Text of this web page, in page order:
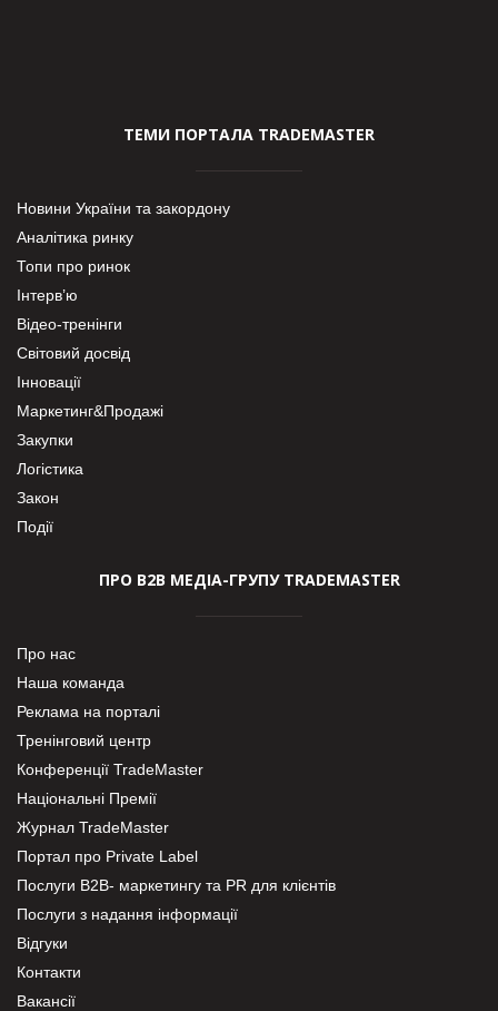
ТЕМИ ПОРТАЛА TRADEMASTER
Новини України та закордону
Аналітика ринку
Топи про ринок
Інтерв’ю
Відео-тренінги
Світовий досвід
Інновації
Маркетинг&Продажі
Закупки
Логістика
Закон
Події
ПРО В2В МЕДІА-ГРУПУ TRADEMASTER
Про нас
Наша команда
Реклама на порталі
Тренінговий центр
Конференції TradeMaster
Національні Премії
Журнал TradeMaster
Портал про Private Label
Послуги В2В- маркетингу та PR для клієнтів
Послуги з надання інформації
Відгуки
Контакти
Вакансії